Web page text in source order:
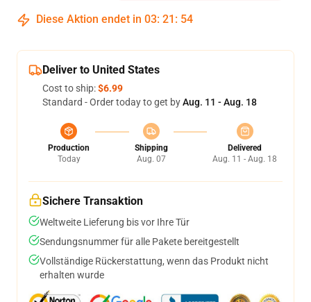
Diese Aktion endet in 03: 21 : 54
Deliver to United States
Cost to ship:$6.99
Standard - Order today to get byAug. 11 - Aug. 18
Production
Today
Shipping
Aug. 07
Delivered
Aug. 11 - Aug. 18
Sichere Transaktion
Weltweite Lieferung bis vor Ihre Tür
Sendungsnummer für alle Pakete bereitgestellt
Vollständige Rückerstattung, wenn das Produkt nicht
erhalten wurde